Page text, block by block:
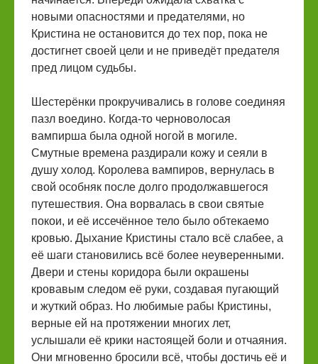
новыми опасностями и предателями, но
Кристина не остановится до тех пор, пока не
достигнет своей цели и не приведёт предателя
пред лицом судьбы.
Шестерёнки прокручивались в голове соединяя
пазл воедино. Когда-то черноволосая
вампирша была одной ногой в могиле.
Смутные времена раздирали кожу и сеяли в
душу холод. Королева вампиров, вернулась в
свой особняк после долго продолжавшегося
путешествия. Она ворвалась в свои святые
покои, и её иссечённое тело было обтекаемо
кровью. Дыхание Кристины стало всё слабее, а
её шаги становились всё более неуверенными.
Двери и стены коридора были окрашены
кровавым следом её руки, создавая пугающий
и жуткий образ. Но любимые рабы Кристины,
верные ей на протяжении многих лет,
услышали её крики настоящей боли и отчаяния.
Они мгновенно бросили всё, чтобы достичь её и